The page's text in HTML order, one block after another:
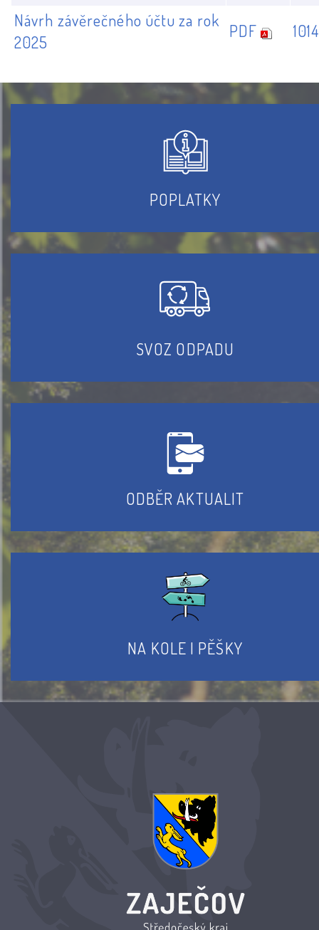
Návrh závěrečného účtu za rok
2025
PDF
POPLATKY
SVOZ ODPADU
ODBĚR AKTUALIT
NA KOLE I PĚŠKY